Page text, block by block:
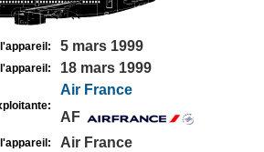
5 mars 1999
18 mars 1999
Air France
AF
Air France